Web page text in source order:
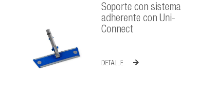
Soporte con sistema
adherente con Uni-
Connect
DETALLE